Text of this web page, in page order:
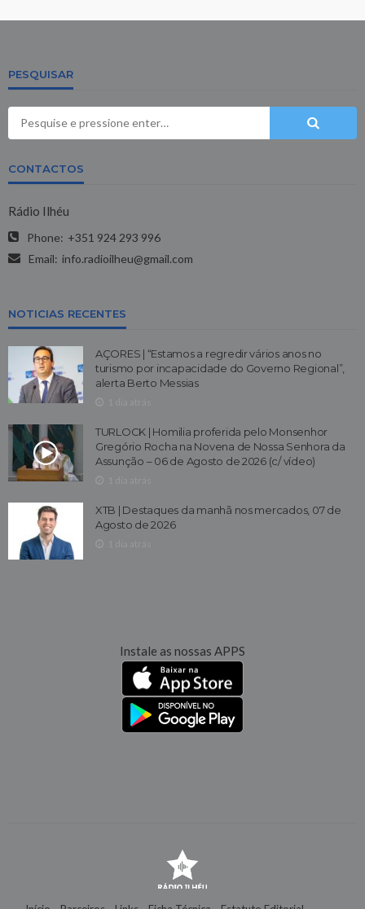
PESQUISAR
CONTACTOS
Rádio Ilhéu
Phone: +351 924 293 996
Email: info.radioilheu@gmail.com
NOTICIAS RECENTES
AÇORES | “Estamos a regredir vários anos no
turismo por incapacidade do Governo Regional”,
alerta Berto Messias
TURLOCK | Homilia proferida pelo Monsenhor
Gregório Rocha na Novena de Nossa Senhora da
Assunção – 06 de Agosto de 2026 (c/ vídeo)
XTB | Destaques da manhã nos mercados, 07 de
Agosto de 2026
Instale as nossas APPS